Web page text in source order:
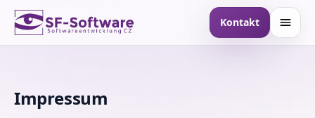
Kontakt
Impressum